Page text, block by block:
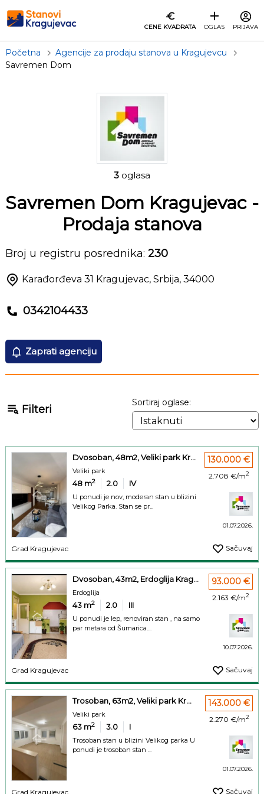
CENE KVADRATA OGLAS PRIJAVA
Početna
Agencije za prodaju stanova u Kragujevcu
Savremen Dom
3 oglasa
Savremen Dom Kragujevac -
Prodaja stanova
Broj u registru posrednika: 230
Karađorđeva 31 Kragujevac, Srbija, 34000
0342104433
Zaprati agenciju
Filteri
Sortiraj oglase:
Dvosoban, 48m2, Veliki park Kr...
Veliki park
48 m2 2.0 IV
U ponudi je nov, moderan stan u blizini
Velikog Parka. Stan se pr...
130.000 €
2.708 €/m2
01.07.2026.
Grad Kragujevac Sačuvaj
Dvosoban, 43m2, Erdoglija Krag...
Erdoglija
43 m2 2.0 III
U ponudi je lep, renoviran stan , na samo
par metara od Šumarica....
93.000 €
2.163 €/m2
10.07.2026.
Grad Kragujevac Sačuvaj
Trosoban, 63m2, Veliki park Kr...
Veliki park
63 m2 3.0 I
Trosoban stan u blizini Velikog parka U
ponudi je trosoban stan ...
143.000 €
2.270 €/m2
01.07.2026.
Grad Kragujevac Sačuvaj